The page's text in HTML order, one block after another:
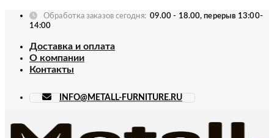
Skip
Обработка заказов сегодня: 09.00 - 18.00, перерыв 13:00-
14:00
Доставка и оплата
О компании
Контакты
INFO@METALL-FURNITURE.RU